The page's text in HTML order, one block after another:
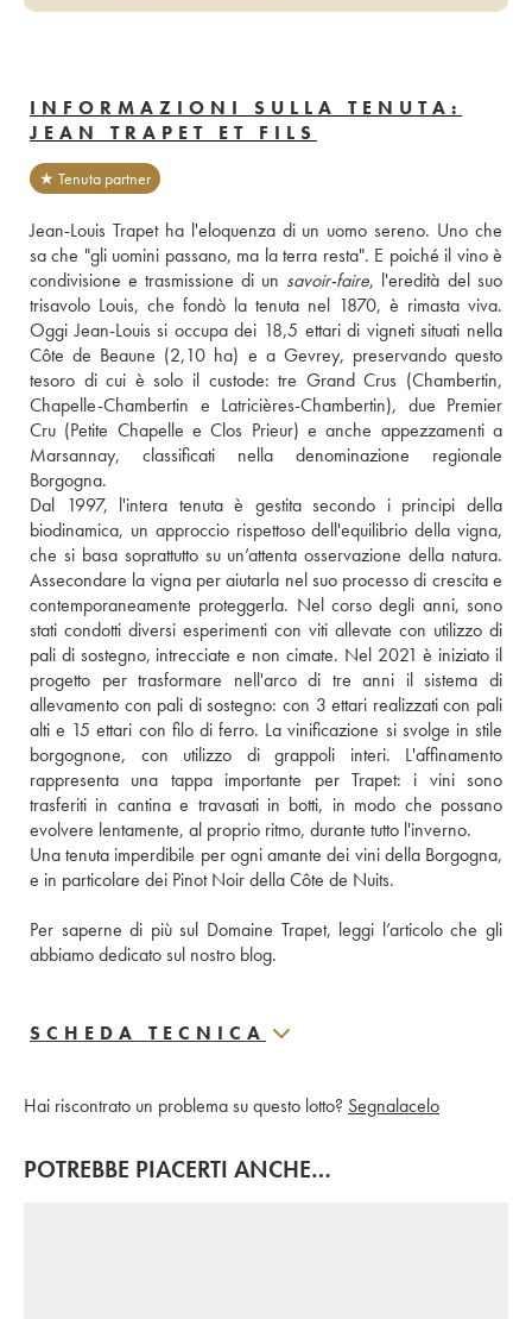
INFORMAZIONI SULLA TENUTA:
JEAN TRAPET ET FILS
★ Tenuta partner
Jean-Louis Trapet ha l'eloquenza di un uomo sereno. Uno che
sa che "gli uomini passano, ma la terra resta". E poiché il vino è
condivisione e trasmissione di un savoir-faire, l'eredità del suo
trisavolo Louis, che fondò la tenuta nel 1870, è rimasta viva.
Oggi Jean-Louis si occupa dei 18,5 ettari di vigneti situati nella
Côte de Beaune (2,10 ha) e a Gevrey, preservando questo
tesoro di cui è solo il custode: tre Grand Crus (Chambertin,
Chapelle-Chambertin e Latricières-Chambertin), due Premier
Cru (Petite Chapelle e Clos Prieur) e anche appezzamenti a
Marsannay, classificati nella denominazione regionale
Borgogna.
Dal 1997, l'intera tenuta è gestita secondo i principi della
biodinamica, un approccio rispettoso dell'equilibrio della vigna,
che si basa soprattutto su un’attenta osservazione della natura.
Assecondare la vigna per aiutarla nel suo processo di crescita e
contemporaneamente proteggerla. Nel corso degli anni, sono
stati condotti diversi esperimenti con viti allevate con utilizzo di
pali di sostegno, intrecciate e non cimate. Nel 2021 è iniziato il
progetto per trasformare nell'arco di tre anni il sistema di
allevamento con pali di sostegno: con 3 ettari realizzati con pali
alti e 15 ettari con filo di ferro. La vinificazione si svolge in stile
borgognone, con utilizzo di grappoli interi. L'affinamento
rappresenta una tappa importante per Trapet: i vini sono
trasferiti in cantina e travasati in botti, in modo che possano
evolvere lentamente, al proprio ritmo, durante tutto l'inverno.
Una tenuta imperdibile per ogni amante dei vini della Borgogna,
e in particolare dei Pinot Noir della Côte de Nuits.
Per saperne di più sul Domaine Trapet, leggi l’articolo che gli
abbiamo dedicato sul nostro blog.
SCHEDA TECNICA
Hai riscontrato un problema su questo lotto? Segnalacelo
POTREBBE PIACERTI ANCHE…